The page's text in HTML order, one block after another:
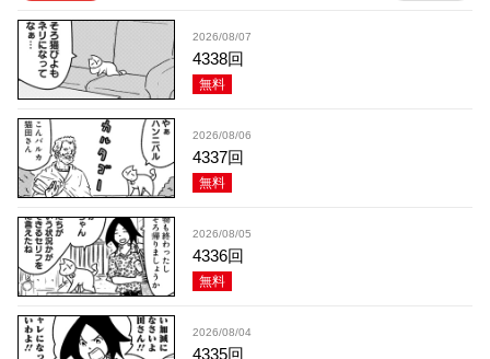
2026/08/07
4338回
無料
2026/08/06
4337回
無料
2026/08/05
4336回
無料
2026/08/04
4335回